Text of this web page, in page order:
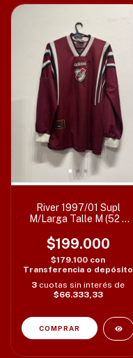
River 1997/01 Supl
M/Larga Talle M (52 x
$199.000
$179.100 con
Transferencia o depósito
3 cuotas sin interés de
$66.333,33